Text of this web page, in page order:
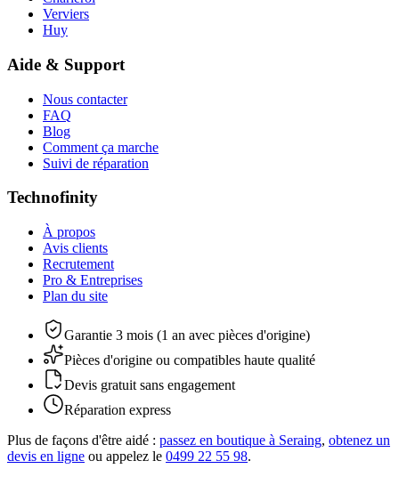
Verviers
Huy
Aide & Support
Nous contacter
FAQ
Blog
Comment ça marche
Suivi de réparation
Technofinity
À propos
Avis clients
Recrutement
Pro & Entreprises
Plan du site
Garantie 3 mois (1 an avec pièces d'origine)
Pièces d'origine ou compatibles haute qualité
Devis gratuit sans engagement
Réparation express
Plus de façons d'être aidé : passez en boutique à Seraing, obtenez un
devis en ligne ou appelez le 0499 22 55 98.